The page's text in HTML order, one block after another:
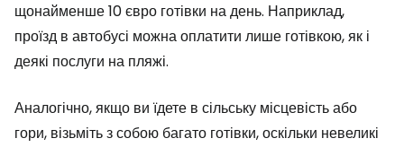
щонайменше 10 євро готівки на день. Наприклад,
проїзд в автобусі можна оплатити лише готівкою, як і
деякі послуги на пляжі.
Аналогічно, якщо ви їдете в сільську місцевість або
гори, візьміть з собою багато готівки, оскільки невеликі